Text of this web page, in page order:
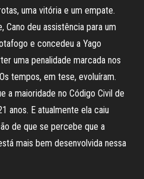
uma vitória e um empate.
Cano deu assistência para um
e concedeu a Yago
uma penalidade marcada nos
tempos, em tese, evoluíram.
a maioridade no Código Civil de
anos. E atualmente ela caiu
de que se percebe que a
mais bem desenvolvida nessa